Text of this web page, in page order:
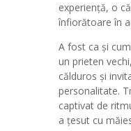
experiență, o
înfiorătoare în
A fost ca și
un prieten
călduros și
personalitate.
captivat de
a țesut cu